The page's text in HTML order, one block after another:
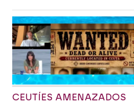
CEUTÍES AMENAZADOS